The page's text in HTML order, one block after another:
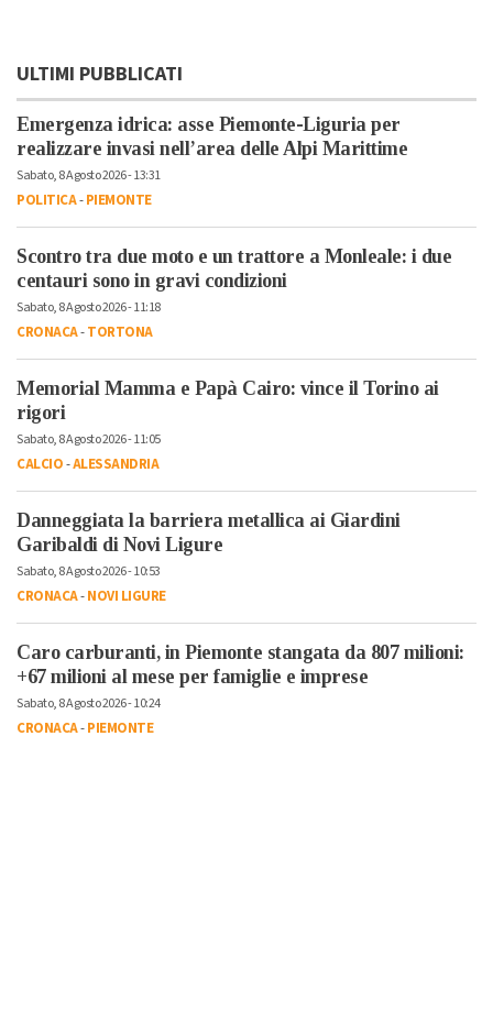
ULTIMI PUBBLICATI
Emergenza idrica: asse Piemonte-Liguria per
realizzare invasi nell’area delle Alpi Marittime
Sabato, 8 Agosto 2026 - 13:31
POLITICA-PIEMONTE
Scontro tra due moto e un trattore a Monleale: i due
centauri sono in gravi condizioni
Sabato, 8 Agosto 2026 - 11:18
CRONACA-TORTONA
Memorial Mamma e Papà Cairo: vince il Torino ai
rigori
Sabato, 8 Agosto 2026 - 11:05
CALCIO-ALESSANDRIA
Danneggiata la barriera metallica ai Giardini
Garibaldi di Novi Ligure
Sabato, 8 Agosto 2026 - 10:53
CRONACA-NOVI LIGURE
Caro carburanti, in Piemonte stangata da 807 milioni:
+67 milioni al mese per famiglie e imprese
Sabato, 8 Agosto 2026 - 10:24
CRONACA-PIEMONTE